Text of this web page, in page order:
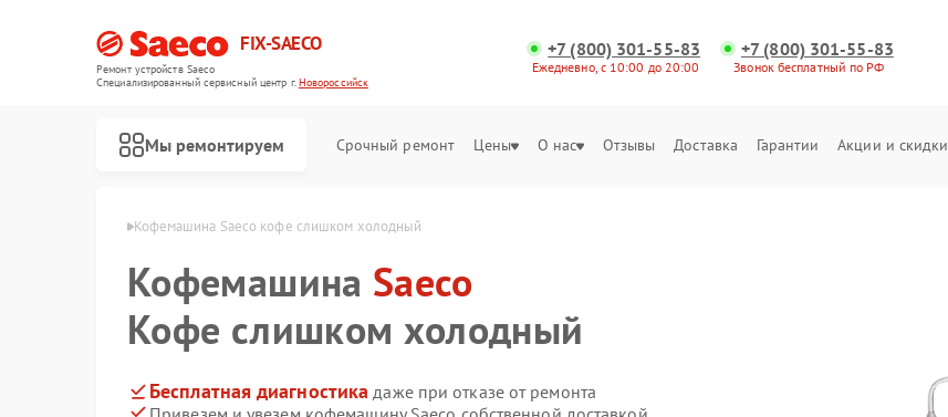
FIX-SAECO
Ремонт устройств Saeco
Специализированный cервисный центр г.Новороссийск
+7 (800) 301-55-83
Ежедневно, с 10:00 до 20:00
+7 (800) 301-55-83
Звонок бесплатный по РФ
Мы ремонтируем Срочный ремонт Цены О нас Отзывы Доставка Гарантии Акции и скидки
Кофемашина Saeco кофе слишком холодный
Кофемашина Saeco
Кофе слишком холодный
Бесплатная диагностика даже при отказе от ремонта